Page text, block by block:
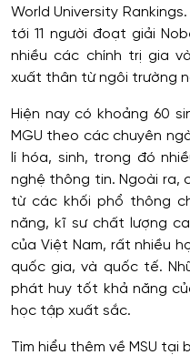
World University
tới 11 người đoạt giải
nhiều các chính trị gia
xuất thân từ ngôi trường
Hiện nay có khoảng 60
MGU theo các chuyên
lí hóa, sinh, trong đó
nghệ thông tin. Ngoài ra,
từ các khối phổ thông
năng, kĩ sư chất lượng
của Việt Nam, rất nhiều
quốc gia, và quốc tế.
phát huy tốt khả năng
học tập xuất sắc.
Tìm hiểu thêm về MSU tại